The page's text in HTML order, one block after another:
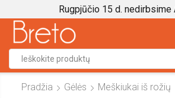
Rugpjūčio 15 d. nedirbsime
input
Pradžia Gėlės Meškiukai iš rožių